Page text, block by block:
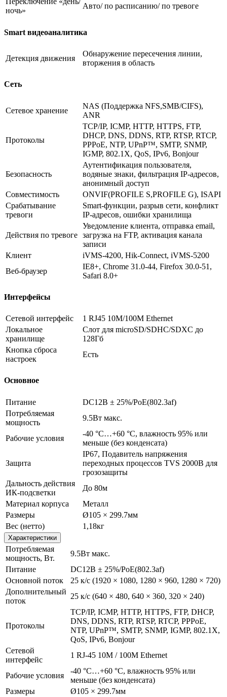
ночь»
Авто/ по расписанию/ по тревоге
Smart видеоаналитика
Детекция движения
Обнаружение пересечения линии,
вторжения в область
Сеть
Сетевое хранение
NAS (Поддержка NFS,SMB/CIFS),
ANR
Протоколы
TCP/IP, ICMP, HTTP, HTTPS, FTP,
DHCP, DNS, DDNS, RTP, RTSP, RTCP,
PPPoE, NTP, UPnP™, SMTP, SNMP,
IGMP, 802.1X, QoS, IPv6, Bonjour
Безопасность
Аутентификация пользователя,
водяные знаки, фильтрация IP-адресов,
анонимный доступ
Совместимость
ONVIF(PROFILE S,PROFILE G), ISAPI
Срабатывание
тревоги
Smart-функции, разрыв сети, конфликт
IP-адресов, ошибки хранилища
Действия по тревоге
Уведомление клиента, отправка email,
загрузка на FTP, активация канала
записи
Клиент
iVMS-4200, Hik-Connect, iVMS-5200
Веб-браузер
IE8+, Chrome 31.0-44, Firefox 30.0-51,
Safari 8.0+
Интерфейсы
Сетевой интерфейс
1 RJ45 10M/100M Ethernet
Локальное
хранилище
Слот для microSD/SDHC/SDXC до
128Гб
Кнопка сброса
настроек
Есть
Основное
Питание
DC12В ± 25%/PoE(802.3af)
Потребляемая
мощность
9.5Вт макс.
Рабочие условия
-40 °C…+60 °C, влажность 95% или
меньше (без конденсата)
Защита
IP67, Подавитель напряжения
переходных процессов TVS 2000В для
грозозащиты
Дальность действия
ИК-подсветки
До 80м
Материал корпуса
Металл
Размеры
Ø105 × 299.7мм
Вес (нетто)
1,18кг
Характеристики
Потребляемая
мощность, Вт.
9.5Вт макс.
Питание
DC12В ± 25%/PoE(802.3af)
Основной поток
25 к/с (1920 × 1080, 1280 × 960, 1280 × 720)
Дополнительный
поток
25 к/с (640 × 480, 640 × 360, 320 × 240)
Протоколы
TCP/IP, ICMP, HTTP, HTTPS, FTP, DHCP,
DNS, DDNS, RTP, RTSP, RTCP, PPPoE,
NTP, UPnP™, SMTP, SNMP, IGMP, 802.1X,
QoS, IPv6, Bonjour
Сетевой
интерфейс
1 RJ-45 10M / 100M Ethernet
Рабочие условия
-40 °C…+60 °C, влажность 95% или
меньше (без конденсата)
Размеры
Ø105 × 299.7мм